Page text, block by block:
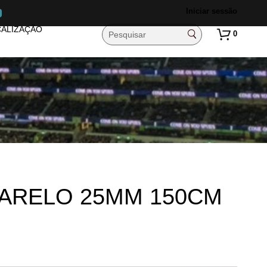
0
25MM 150CM